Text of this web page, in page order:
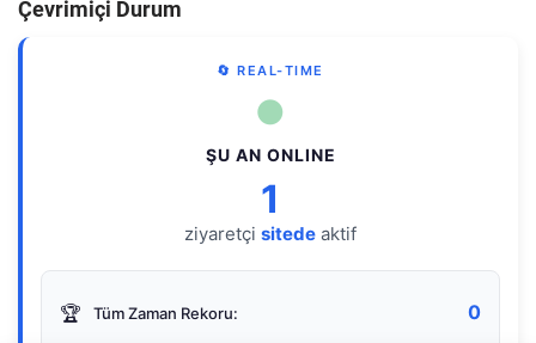
Çevrimiçi Durum
🔄 REAL-TIME
●
ŞU AN ONLINE
1
ziyaretçi sitede aktif
🏆 Tüm Zaman Rekoru: 0